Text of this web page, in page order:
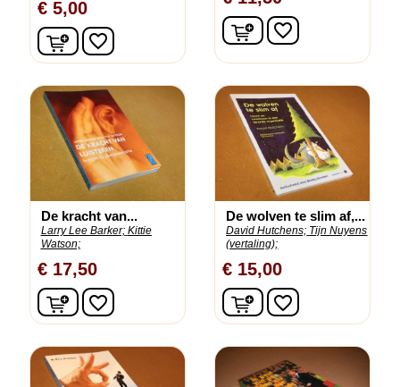
€ 5,00
In winkelwagen
favorite_border
In winkelwagen
favorite_border
De kracht van...
Larry Lee Barker; Kittie
Watson;
€ 17,50
In winkelwagen
favorite_border
De wolven te slim af,...
David Hutchens; Tijn Nuyens
(vertaling);
€ 15,00
In winkelwagen
favorite_border